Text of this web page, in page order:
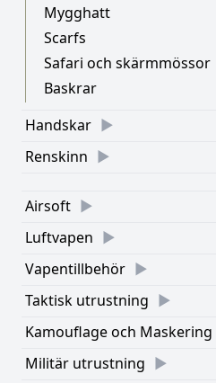
Mygghatt
Scarfs
Safari och skärmmössor
Baskrar
Handskar
Renskinn
Airsoft
Luftvapen
Vapentillbehör
Taktisk utrustning
Kamouflage och Maskering
Militär utrustning